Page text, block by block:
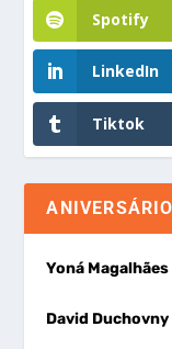
Spotify
LinkedIn
Tiktok
Yoná Magalhães
David Duchovny